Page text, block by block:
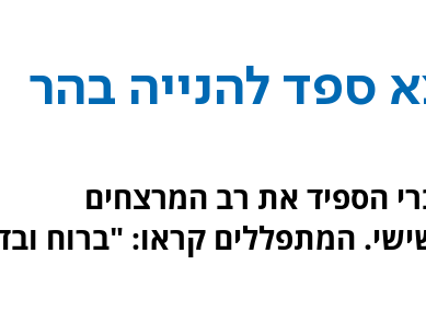
ספד להנייה בהר
הספיד את רב המרצחים
המתפללים קראו: "ברוח